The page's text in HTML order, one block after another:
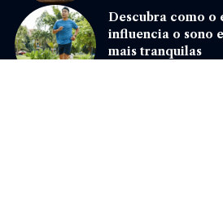
Descubra como
influencia o sono
mais tranquilas